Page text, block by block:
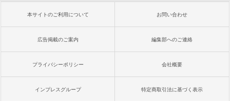
本サイトのご利用について お問い合わせ
広告掲載のご案内 編集部へのご連絡
プライバシーポリシー 会社概要
インプレスグループ 特定商取引法に基づく表示